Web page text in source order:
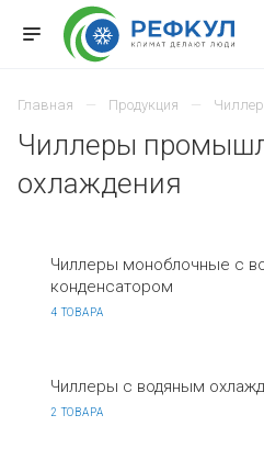
Главная Продукция
Чиллеры
охлаждения
Чиллеры моноблочные с
конденсатором
4 ТОВАРА
Чиллеры с водяным
2 ТОВАРА